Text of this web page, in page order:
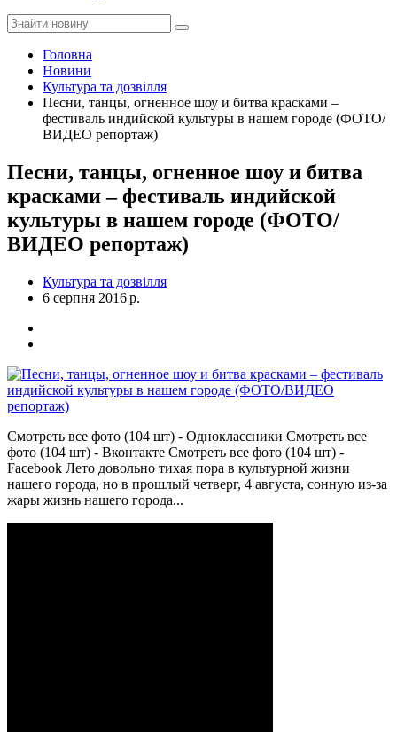
Головна
Новини
Культура та дозвілля
Песни, танцы, огненное шоу и битва красками –
фестиваль индийской культуры в нашем городе (ФОТО/
ВИДЕО репортаж)
Песни, танцы, огненное шоу и битва
красками – фестиваль индийской
культуры в нашем городе (ФОТО/
ВИДЕО репортаж)
Культура та дозвілля
6 серпня 2016 р.
Смотреть все фото (104 шт) - Одноклассники Смотреть все
фото (104 шт) - Вконтакте Смотреть все фото (104 шт) -
Facebook Лето довольно тихая пора в культурной жизни
нашего города, но в прошлый четверг, 4 августа, сонную из-за
жары жизнь нашего города...